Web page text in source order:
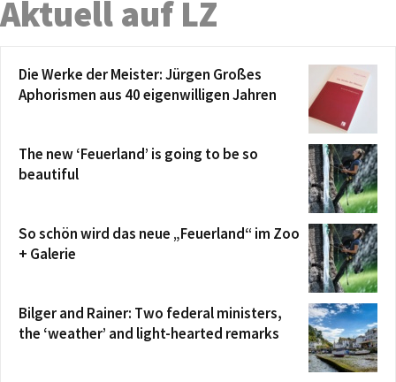
Aktuell auf LZ
Die Werke der Meister: Jürgen Großes
Aphorismen aus 40 eigenwilligen Jahren
The new ‘Feuerland’ is going to be so
beautiful
So schön wird das neue „Feuerland“ im Zoo
+ Galerie
Bilger and Rainer: Two federal ministers,
the ‘weather’ and light-hearted remarks